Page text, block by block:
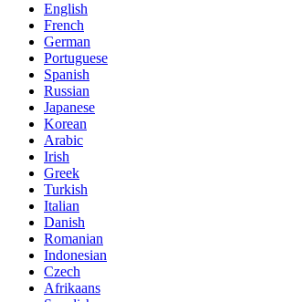
English
French
German
Portuguese
Spanish
Russian
Japanese
Korean
Arabic
Irish
Greek
Turkish
Italian
Danish
Romanian
Indonesian
Czech
Afrikaans